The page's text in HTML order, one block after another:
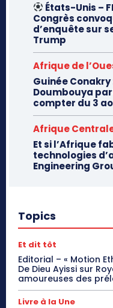
États-Unis –
Congrès
d’enquête sur
Trump
Afrique de
Guinée
Doumbouya
compter du 3
Afrique
Et si l’Afrique
technologies
Engineering
Topics
Et dit tôt
Editorial – « Motion
De Dieu Ayissi sur
amoureuses des
Livre à la Une